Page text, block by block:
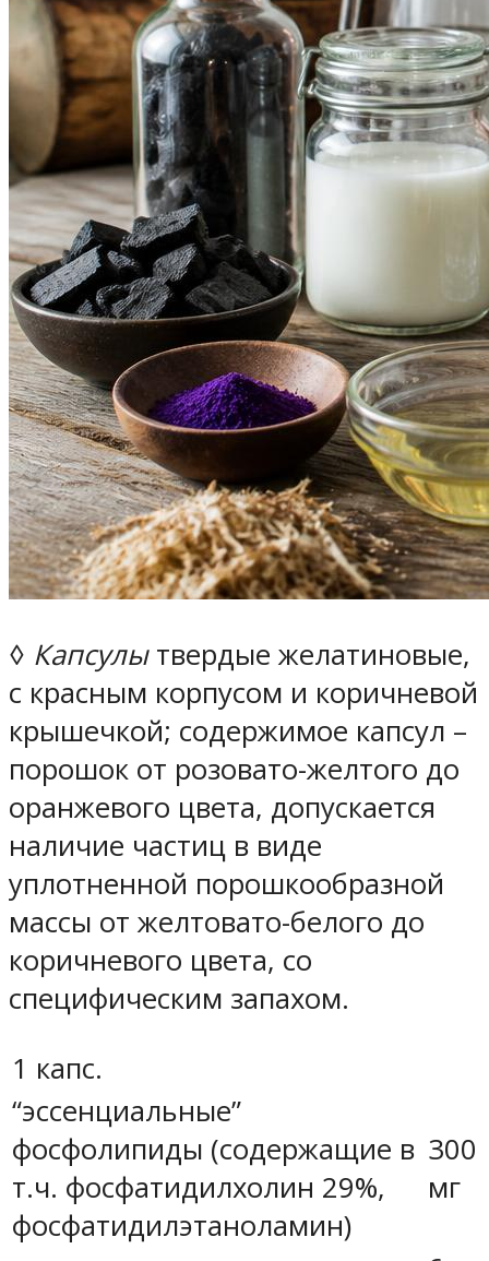
◊ Капсулытвердые желатиновые,
с красным корпусом и коричневой
крышечкой; содержимое капсул –
порошок от розовато-желтого до
оранжевого цвета, допускается
наличие частиц в виде
уплотненной порошкообразной
массы от желтовато-белого до
коричневого цвета, со
специфическим запахом.
1 капс.
“эссенциальные”
фосфолипиды (содержащие в
т.ч. фосфатидилхолин 29%,
фосфатидилэтаноламин)
300
мг